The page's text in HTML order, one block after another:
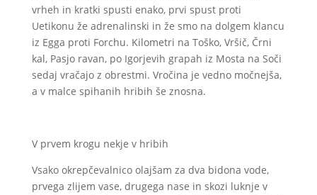
vrheh in kratki spusti enako, prvi spust proti
Uetikonu že adrenalinski in že smo na dolgem klancu
iz Egga proti Forchu. Kilometri na Toško, Vršič, Črni
kal, Pasjo ravan, po Igorjevih grapah iz Mosta na Soči
sedaj vračajo z obrestmi. Vročina je vedno močnejša,
a v malce spihanih hribih še znosna.
V prvem krogu nekje v hribih
Vsako okrepčevalnico olajšam za dva bidona vode,
prvega zlijem vase, drugega nase in skozi luknje v